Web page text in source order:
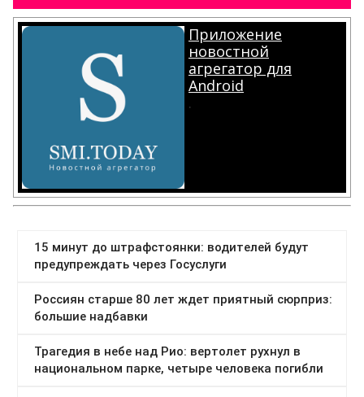
Приложение
новостной
агрегатор для
Android
.